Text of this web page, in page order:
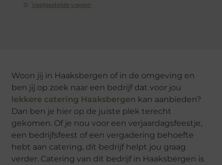
Veelgestelde vragen
Woon jij in Haaksbergen of in de omgeving en
ben jij op zoek naar een bedrijf dat voor jou
lekkere catering Haaksbergen kan aanbieden?
Dan ben je hier op de juiste plek terecht
gekomen. Of je nou voor een verjaardagsfeestje,
een bedrijfsfeest of een vergadering behoefte
hebt aan catering, dit bedrijf helpt jou graag
verder. Catering van dit bedrijf in Haaksbergen is